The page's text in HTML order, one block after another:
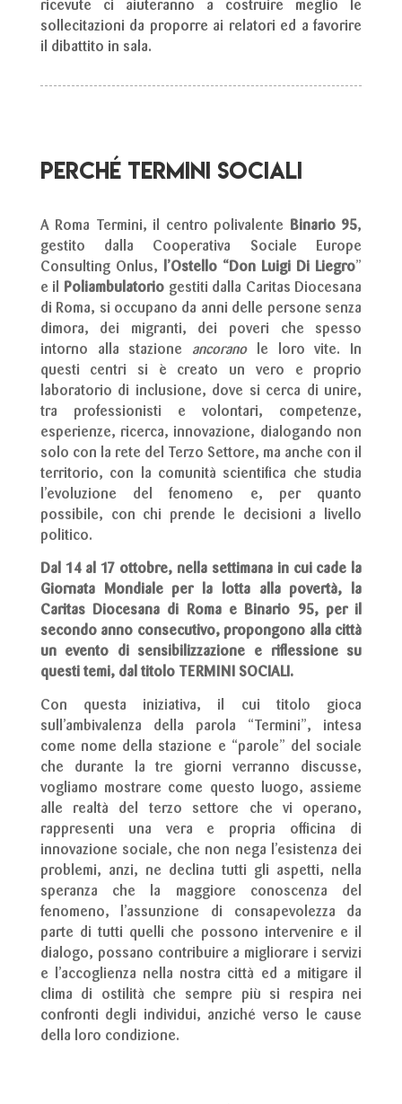
ricevute ci aiuteranno a costruire meglio le
sollecitazioni da proporre ai relatori ed a favorire
il dibattito in sala.
PERCHé TERMINI SOCIALI
A Roma Termini, il centro polivalente Binario 95,
gestito dalla Cooperativa Sociale Europe
Consulting Onlus,
l’Ostello “Don Luigi Di Liegro”
e il
Poliambulatoriogestiti dalla Caritas Diocesana
di Roma, si occupano da anni delle persone senza
dimora, dei migranti, dei poveri che spesso
intorno alla stazione ancoranole loro vite. In
questi centri si è creato un vero e proprio
laboratorio di inclusione, dove si cerca di unire,
tra professionisti e volontari, competenze,
esperienze, ricerca, innovazione, dialogando non
solo con la rete del Terzo Settore, ma anche con il
territorio, con la comunità scientifica che studia
l’evoluzione del fenomeno e, per quanto
possibile, con chi prende le decisioni a livello
politico.
Dal 14 al 17 ottobre, nella settimana in cui cade la
Giornata Mondiale per la lotta alla povertà, la
Caritas Diocesana di Roma e Binario 95, per il
secondo anno consecutivo, propongono alla città
un evento di sensibilizzazione e riflessione su
questi temi, dal titolo TERMINI SOCIALI.
Con questa iniziativa, il cui titolo gioca
sull’ambivalenza della parola “Termini”, intesa
come nome della stazione e “parole” del sociale
che durante la tre giorni verranno discusse,
vogliamo mostrare come questo luogo, assieme
alle realtà del terzo settore che vi operano,
rappresenti una vera e propria officina di
innovazione sociale, che non nega l’esistenza dei
problemi, anzi, ne declina tutti gli aspetti, nella
speranza che la maggiore conoscenza del
fenomeno, l’assunzione di consapevolezza da
parte di tutti quelli che possono intervenire e il
dialogo, possano contribuire a migliorare i servizi
e l’accoglienza nella nostra città ed a mitigare il
clima di ostilità che sempre più si respira nei
confronti degli individui, anziché verso le cause
della loro condizione.